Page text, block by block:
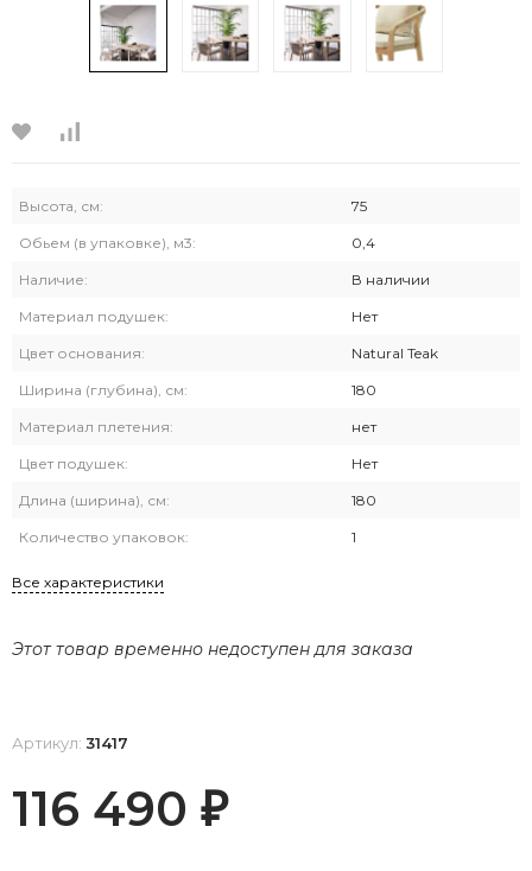
Высота, см: 75
Обьем (в упаковке), м3: 0,4
Наличие: В наличии
Материал подушек: Нет
Цвет основания: Natural Teak
Ширина (глубина), см: 180
Материал плетения: нет
Цвет подушек: Нет
Длина (ширина), см: 180
Количество упаковок: 1
Все характеристики
Этот товар временно недоступен для заказа
Артикул: 31417
116 490 ₽